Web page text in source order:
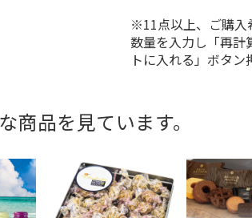
※11点以上、ご購入
数量を入力し「再計
トに入れる」ボタン
商品を見ています。